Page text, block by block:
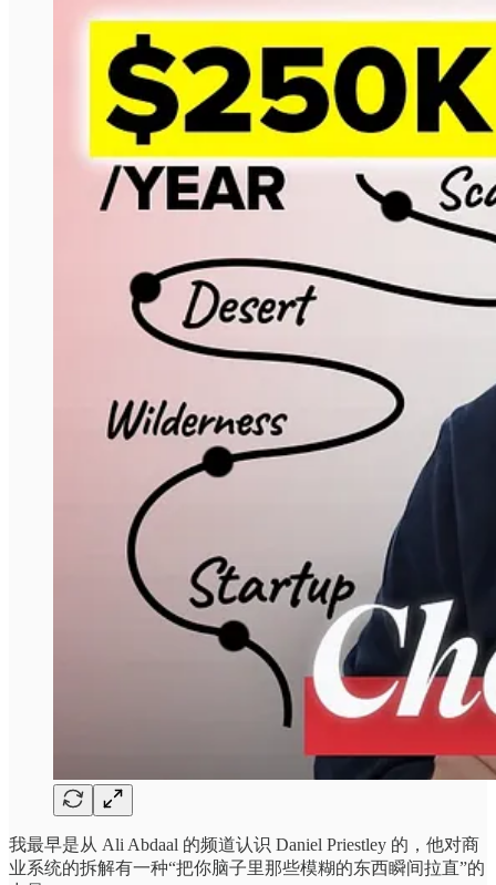
我最早是从 Ali Abdaal 的频道认识 Daniel Priestley 的，他对商
业系统的拆解有一种“把你脑子里那些模糊的东西瞬间拉直”的